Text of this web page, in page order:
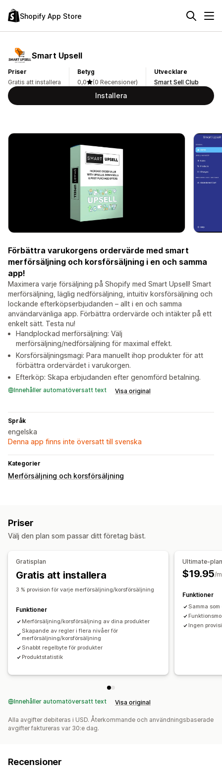
Shopify App Store
Smart Upsell
Priser
Gratis att installera
Betyg
0,0
(0 Recensioner)
Utvecklare
Smart Sell Club
Installera
Förbättra varukorgens ordervärde med smart
merförsäljning och korsförsäljning i en och samma
app!
Maximera varje försäljning på Shopify med Smart Upsell! Smart
merförsäljning, läglig nedförsäljning, intuitiv korsförsäljning och
lockande efterköpserbjudanden – allt i en och samma
användarvänliga app. Förbättra ordervärde och intäkter på ett
enkelt sätt. Testa nu!
Handplockad merförsäljning: Välj
merförsäljning/nedförsäljning för maximal effekt.
Korsförsäljningsmagi: Para manuellt ihop produkter för att
förbättra ordervärdet i varukorgen.
Efterköp: Skapa erbjudanden efter genomförd betalning.
Innehåller automatöversatt text Visa original
Språk
engelska
Denna app finns inte översatt till svenska
Kategorier
Merförsäljning och korsförsäljning
Priser
Välj den plan som passar ditt företag bäst.
Gratisplan
Gratis att installera
3 % provision för varje merförsäljning/korsförsäljning
Funktioner
Merförsäljning/korsförsäljning av dina produkter
Skapande av regler i flera nivåer för
merförsäljning/korsförsäljning
Snabbt regelbyte för produkter
Produktstatistik
Ultimate-
$19.95/
Funktioner
Samma
Ingen
Innehåller automatöversatt text Visa original
Alla avgifter debiteras i USD. Återkommande och användningsbaserade
avgifter faktureras var 30:e dag.
Recensioner